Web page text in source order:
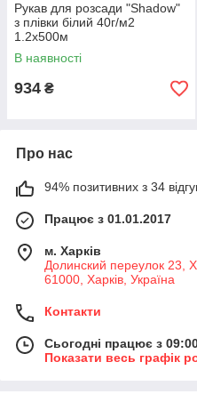
Рукав для розсади "Shadow"
з плівки білий 40г/м2
1.2х500м
В наявності
934 ₴
Про нас
94% позитивних з 34
Працює з 01.01.2017
м. Харків
Долинский переулок 23,
61000, Харків, Україна
Контакти
Сьогодні працює з
Показати весь графік